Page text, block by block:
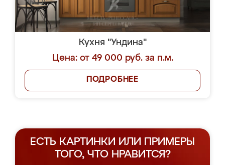
Кухня "Ундина"
Цена: от 49 000 руб. за п.м.
ПОДРОБНЕЕ
ЕСТЬ КАРТИНКИ ИЛИ ПРИМЕРЫ
ТОГО, ЧТО НРАВИТСЯ?